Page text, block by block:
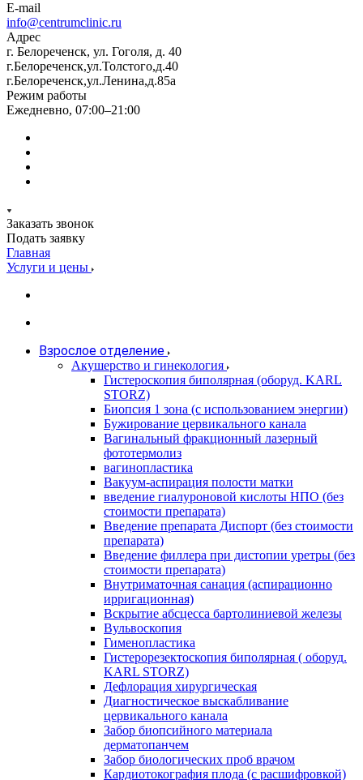
E-mail
info@centrumclinic.ru
Адрес
г. Белореченск, ул. Гоголя, д. 40
г.Белореченск,ул.Толстого,д.40
г.Белореченск,ул.Ленина,д.85а
Режим работы
Ежедневно, 07:00–21:00
Заказать звонок
Подать заявку
Главная
Услуги и цены
Взрослое отделение
Акушерство и гинекология
Гистероскопия биполярная (оборуд. KARL
STORZ)
Биопсия 1 зона (с использованием энергии)
Бужирование цервикального канала
Вагинальный фракционный лазерный
фототермолиз
вагинопластика
Вакуум-аспирация полости матки
введение гиалуроновой кислоты НПО (без
стоимости препарата)
Введение препарата Диспорт (без стоимости
препарата)
Введение филлера при дистопии уретры (без
стоимости препарата)
Внутриматочная санация (аспирационно
ирригационная)
Вскрытие абсцесса бартолиниевой железы
Вульвоскопия
Гименопластика
Гистерорезектоскопия биполярная ( оборуд.
KARL STORZ)
Дефлорация хирургическая
Диагностическое выскабливание
цервикального канала
Забор биопсийного материала
дерматопанчем
Забор биологических проб врачом
Кардиотокография плода (с расшифровкой)